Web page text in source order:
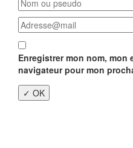
Enregistrer mon nom, mon
navigateur pour mon